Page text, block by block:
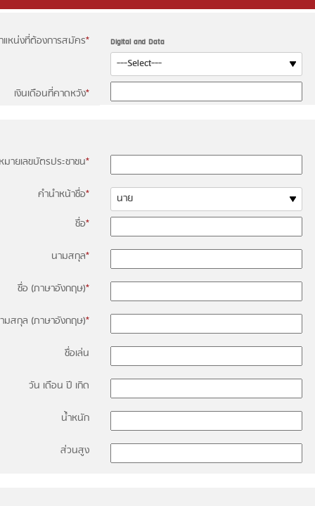
แหน่งที่ต้องการสมัคร* Digital and Data
เงินเดือนที่คาดหวัง*
หมายเลขบัตรประชาชน*
คำนำหน้าชื่อ*
ชื่อ*
นามสกุล*
ชื่อ (ภาษาอังกฤษ)*
มสกุล (ภาษาอังกฤษ)*
ชื่อเล่น
วัน เดือน ปี เกิด
น้ำหนัก
ส่วนสูง